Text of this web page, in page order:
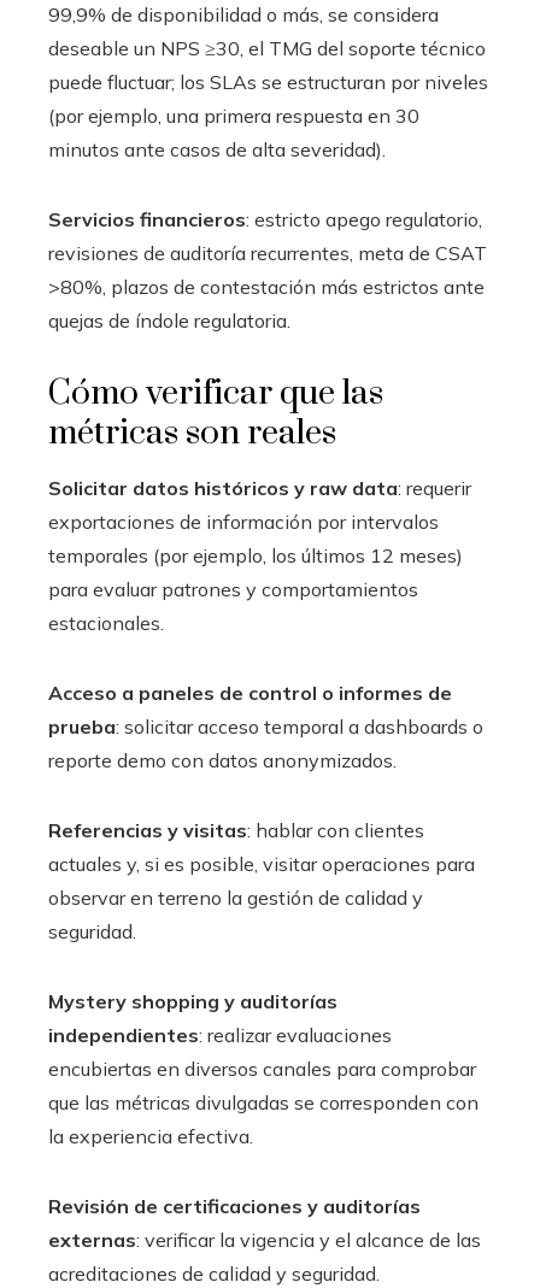
99,9% de disponibilidad o más, se considera
deseable un NPS ≥30, el TMG del soporte técnico
puede fluctuar; los SLAs se estructuran por niveles
(por ejemplo, una primera respuesta en 30
minutos ante casos de alta severidad).
Servicios financieros: estricto apego regulatorio,
revisiones de auditoría recurrentes, meta de CSAT
>80%, plazos de contestación más estrictos ante
quejas de índole regulatoria.
Cómo verificar que las
métricas son reales
Solicitar datos históricos y raw data: requerir
exportaciones de información por intervalos
temporales (por ejemplo, los últimos 12 meses)
para evaluar patrones y comportamientos
estacionales.
Acceso a paneles de control o informes de
prueba: solicitar acceso temporal a dashboards o
reporte demo con datos anonymizados.
Referencias y visitas: hablar con clientes
actuales y, si es posible, visitar operaciones para
observar en terreno la gestión de calidad y
seguridad.
Mystery shopping y auditorías
independientes: realizar evaluaciones
encubiertas en diversos canales para comprobar
que las métricas divulgadas se corresponden con
la experiencia efectiva.
Revisión de certificaciones y auditorías
externas: verificar la vigencia y el alcance de las
acreditaciones de calidad y seguridad.